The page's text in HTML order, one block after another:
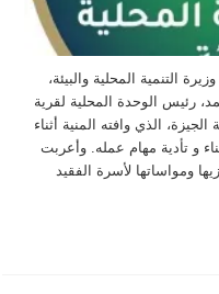
التنمية المحلية والبيئة،
رئيس الوحدة المحلية لقرية
الذي وافته المنية أثناء
و تأدية مهام عمله. وأعربت
ومواساتها لأسرة الفقيد